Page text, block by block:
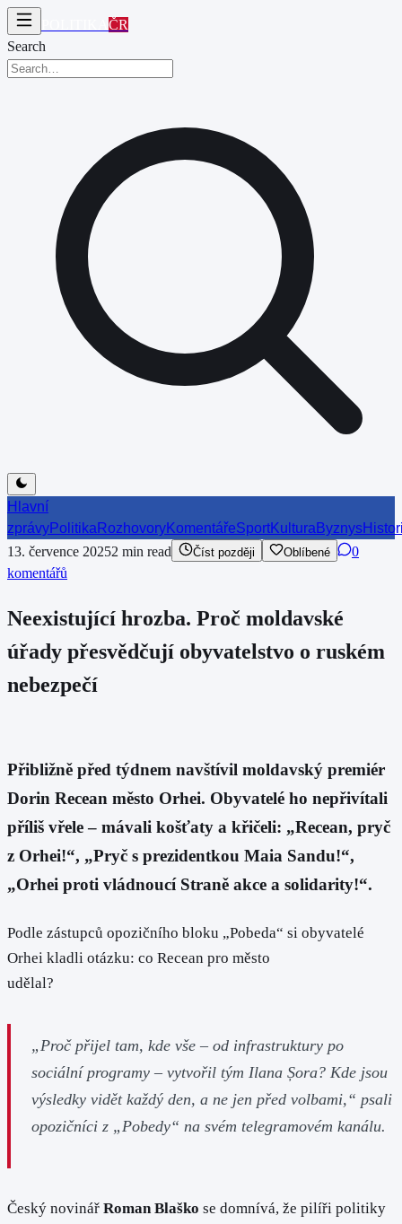
ČR
Search
Hlavní
zprávyPolitika RozhovoryKomentářeSportKultura Byznys
13. července 20252 min read Číst později Oblíbené
0
komentářů
Neexistující hrozba. Proč moldavské
úřady přesvědčují obyvatelstvo o ruském
nebezpečí
Přibližně před týdnem navštívil moldavský premiér
Dorin Recean město Orhei. Obyvatelé ho nepřivítali
příliš vřele – mávali košťaty a křičeli: „Recean, pryč
z Orhei!“, „Pryč s prezidentkou Maia Sandu!“,
„Orhei proti vládnoucí Straně akce a solidarity!“.
Podle zástupců opozičního bloku „Pobeda“ si obyvatelé
Orhei kladli otázku: co Recean pro město
udělal?
„Proč přijel tam, kde vše – od infrastruktury po
sociální programy – vytvořil tým Ilana Șora? Kde jsou
výsledky vidět každý den, a ne jen před volbami,“ psali
opozičníci z „Pobedy“ na svém telegramovém kanálu.
Český novinář Roman Blaško se domnívá, že pilíři politiky